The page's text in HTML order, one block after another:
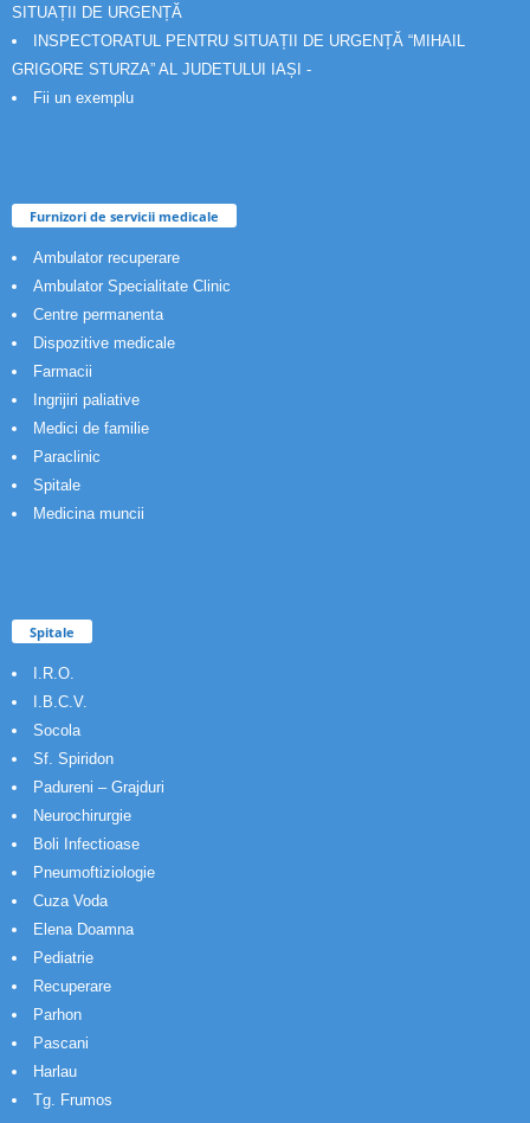
SITUAȚII DE URGENȚĂ
INSPECTORATUL PENTRU SITUAȚII DE URGENȚĂ “MIHAIL
GRIGORE STURZA” AL JUDETULUI IAȘI -
Fii un exemplu
Furnizori de servicii medicale
Ambulator recuperare
Ambulator Specialitate Clinic
Centre permanenta
Dispozitive medicale
Farmacii
Ingrijiri paliative
Medici de familie
Paraclinic
Spitale
Medicina muncii
Spitale
I.R.O.
I.B.C.V.
Socola
Sf. Spiridon
Padureni – Grajduri
Neurochirurgie
Boli Infectioase
Pneumoftiziologie
Cuza Voda
Elena Doamna
Pediatrie
Recuperare
Parhon
Pascani
Harlau
Tg. Frumos